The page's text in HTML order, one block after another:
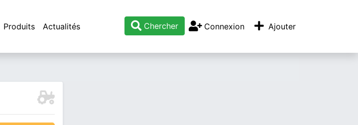
Produits Actualités Chercher Connexion Ajouter